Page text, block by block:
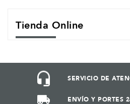
Tienda Online
SERVICIO DE
ENVÍO Y PORTES